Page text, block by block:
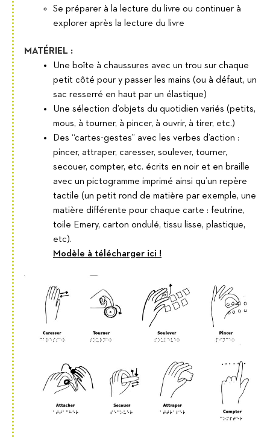
Se préparer à la lecture du livre ou continuer à
explorer après la lecture du livre
MATÉRIEL :
Une boîte à chaussures avec un trou sur chaque
petit côté pour y passer les mains (ou à défaut, un
sac resserré en haut par un élastique)
Une sélection d’objets du quotidien variés (petits,
mous, à tourner, à pincer, à ouvrir, à tirer, etc.)
Des “cartes-gestes” avec les verbes d’action :
pincer, attraper, caresser, soulever, tourner,
secouer, compter, etc. écrits en noir et en braille
avec un pictogramme imprimé ainsi qu’un repère
tactile (un petit rond de matière par exemple, une
matière différente pour chaque carte : feutrine,
toile Emery, carton ondulé, tissu lisse, plastique,
etc).
Modèle à télécharger ici !